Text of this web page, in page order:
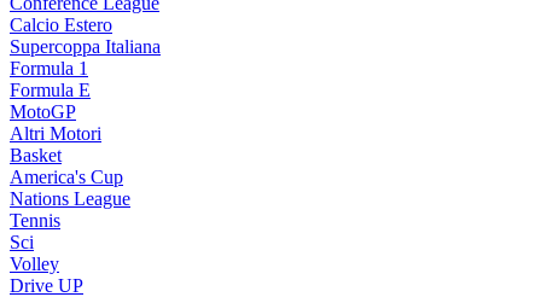
Calcio Estero
Supercoppa Italiana
Formula 1
Formula E
MotoGP
Altri Motori
Basket
America's Cup
Nations League
Tennis
Sci
Volley
Drive UP